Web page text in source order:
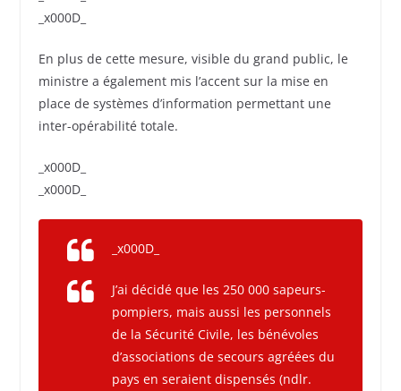
_x000D_
En plus de cette mesure, visible du grand public, le
ministre a également mis l’accent sur la mise en
place de systèmes d’information permettant une
inter-opérabilité totale.
_x000D_
_x000D_
_x000D_
J’ai décidé que les 250 000 sapeurs-
pompiers, mais aussi les personnels
de la Sécurité Civile, les bénévoles
d’associations de secours agréées du
pays en seraient dispensés (ndlr.